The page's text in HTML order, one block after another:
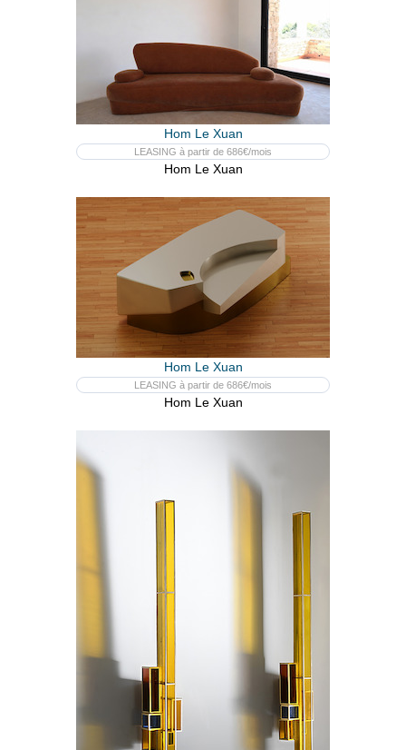
Hom Le Xuan
LEASING à partir de 686€/mois
Hom Le Xuan
Hom Le Xuan
LEASING à partir de 686€/mois
Hom Le Xuan